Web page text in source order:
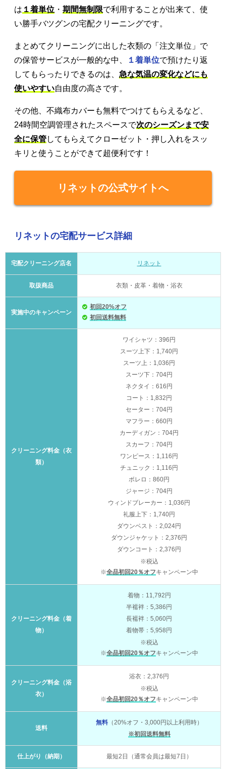
は １着単位 ・ 期間無制限で利用することが出来て、使
い勝手バツグンの宅配クリーニングです。
まとめてクリーニングに出した衣類の「注文単位」で
の保管サービスが一般的な中、
１着単位で預けたり返
してもらったりできるのは、 急な気温の変化などにも
使いやすい自由度の高さです。
その他、不織布カバーも無料でつけてもらえるなど、
24時間空調管理されたスペースで次のシーズンまで安
全に保管してもらえてクローゼット・押し入れをスッ
キリと使うことができて超便利です！
リネットの公式サイトへ
リネットの宅配サービス詳細
宅配クリーニング店名 リネット
取扱商品 衣類・皮革・着物・浴衣
実施中のキャンペーン
初回20%オフ
初回送料無料
クリーニング料金（衣
類）
ワイシャツ：396円
スーツ上下：1,740円
スーツ上：1,036円
スーツ下：704円
ネクタイ：616円
コート：1,832円
セーター：704円
マフラー：660円
カーディガン：704円
スカーフ：704円
ワンピース：1,116円
チュニック：1,116円
ボレロ：860円
ジャージ：704円
ウィンドブレーカー：1,036円
礼服上下：1,740円
ダウンベスト：2,024円
ダウンジャケット：2,376円
ダウンコート：2,376円
※税込
※全品初回20％オフキャンペーン中
クリーニング料金（着
物）
着物：11,792円
半襦袢：5,386円
長襦袢：5,060円
着物帯：5,958円
※税込
※全品初回20％オフキャンペーン中
クリーニング料金（浴
衣）
浴衣：2,376円
※税込
※全品初回20％オフキャンペーン中
送料
無料（20%オフ・3,000円以上利用時）
※初回送料無料
仕上がり（納期） 最短2日（通常会員は最短7日）